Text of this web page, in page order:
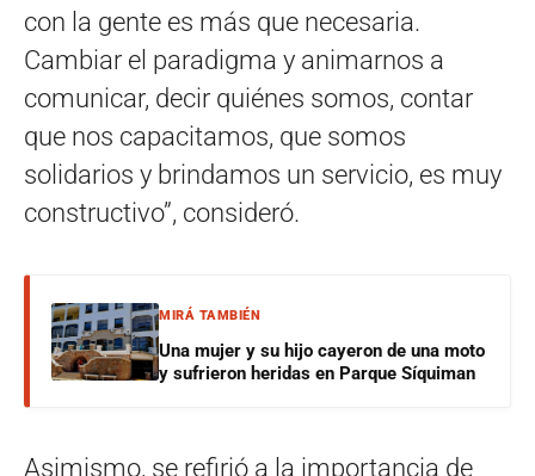
con la gente es más que necesaria.
Cambiar el paradigma y animarnos a
comunicar, decir quiénes somos, contar
que nos capacitamos, que somos
solidarios y brindamos un servicio, es muy
constructivo”, consideró.
MIRÁ TAMBIÉN
Una mujer y su hijo cayeron de una moto
y sufrieron heridas en Parque Síquiman
Asimismo, se refirió a la importancia de